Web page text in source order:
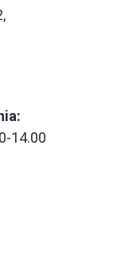
14.00